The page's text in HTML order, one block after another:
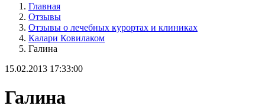
Главная
Отзывы
Отзывы о лечебных курортах и клиниках
Калари Ковилаком
Галина
15.02.2013 17:33:00
Галина